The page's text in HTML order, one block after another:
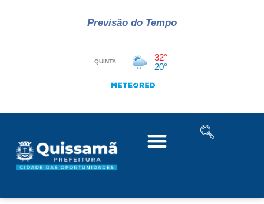
Previsão do Tempo